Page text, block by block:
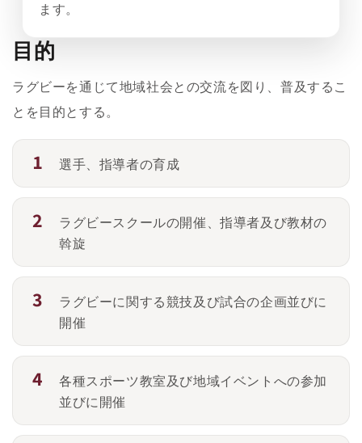
ます。
目的
ラグビーを通じて地域社会との交流を図り、普及するこ
とを目的とする。
選手、指導者の育成
ラグビースクールの開催、指導者及び教材の
斡旋
ラグビーに関する競技及び試合の企画並びに
開催
各種スポーツ教室及び地域イベントへの参加
並びに開催